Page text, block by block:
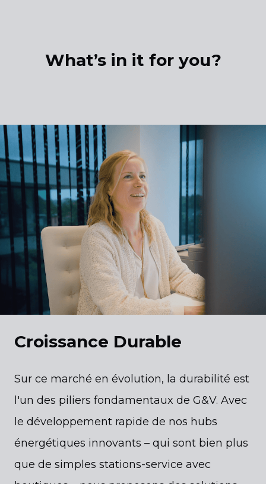
What’s in it for you?
Croissance Durable
Sur ce marché en évolution, la durabilité est
l'un des piliers fondamentaux de G&V. Avec
le développement rapide de nos hubs
énergétiques innovants – qui sont bien plus
que de simples stations-service avec